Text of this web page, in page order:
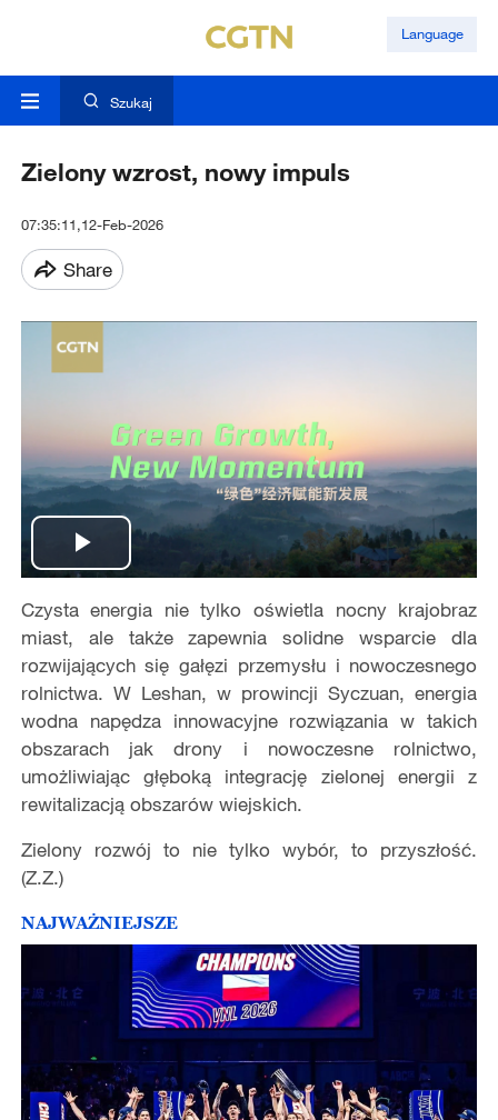
Language
Szukaj
Zielony wzrost, nowy impuls
07:35:11,12-Feb-2026
Share
Play
Video
Czysta energia nie tylko oświetla nocny krajobraz
miast, ale także zapewnia solidne wsparcie dla
rozwijających się gałęzi przemysłu i nowoczesnego
rolnictwa. W Leshan, w prowincji Syczuan, energia
wodna napędza innowacyjne rozwiązania w takich
obszarach jak drony i nowoczesne rolnictwo,
umożliwiając głęboką integrację zielonej energii z
rewitalizacją obszarów wiejskich.
Zielony rozwój to nie tylko wybór, to przyszłość.
(Z.Z.)
NAJWAŻNIEJSZE